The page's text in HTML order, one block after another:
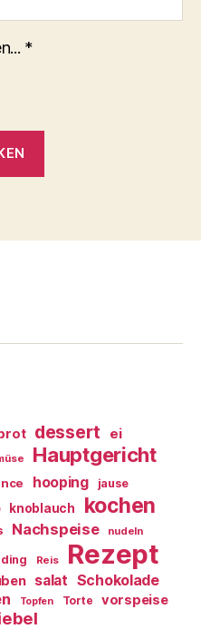
*
dessert ei
Hauptgericht
hooping jause
knoblauch kochen
Nachspeise nudeln
Reis Rezept
salat Schokolade
Topfen Torte vorspeise